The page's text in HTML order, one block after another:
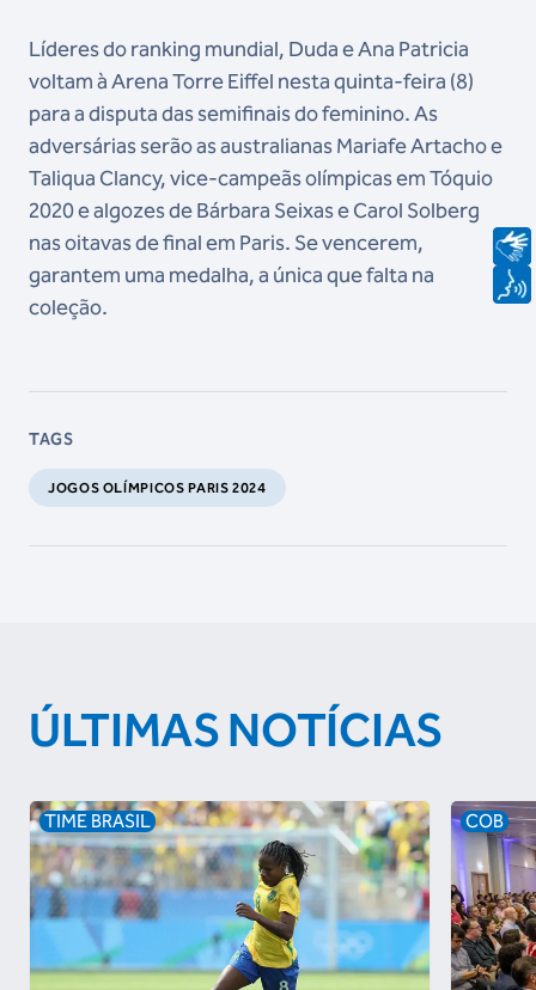
Líderes do ranking mundial, Duda e Ana Patricia
voltam à Arena Torre Eiffel nesta quinta-feira (8)
para a disputa das semifinais do feminino. As
adversárias serão as australianas Mariafe Artacho e
Taliqua Clancy, vice-campeãs olímpicas em Tóquio
2020 e algozes de Bárbara Seixas e Carol Solberg
nas oitavas de final em Paris. Se vencerem,
garantem uma medalha, a única que falta na
coleção.
TAGS
JOGOS OLÍMPICOS PARIS 2024
ÚLTIMAS NOTÍCIAS
TIME BRASIL COB